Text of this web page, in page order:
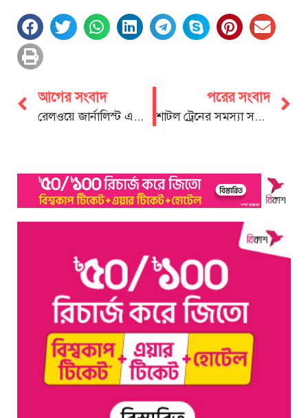
আগের সংবাদ
রেলওয়ে জার্নালিস্ট এসোসিয়েশনের অন্যরকম এক সমুদ্র বিলাস কক্সবাজারে
পরের সংবাদ
শাটল ট্রেনের সমস্যা সমাধানের জন্য রেলওয়ে মহাপরিচালকের সাথে সাক্ষাৎ চবি ছাত্রদলের